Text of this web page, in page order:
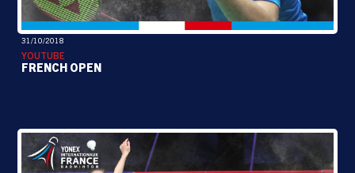
31/10/2018
YOUTUBE
FRENCH OPEN